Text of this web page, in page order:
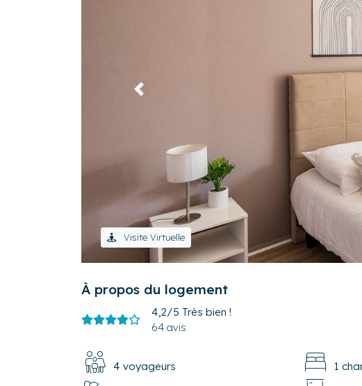
Précédent
Visite Virtuelle
À propos du logement
4,2/5 Très bien !
64 avis
4 voyageurs 1